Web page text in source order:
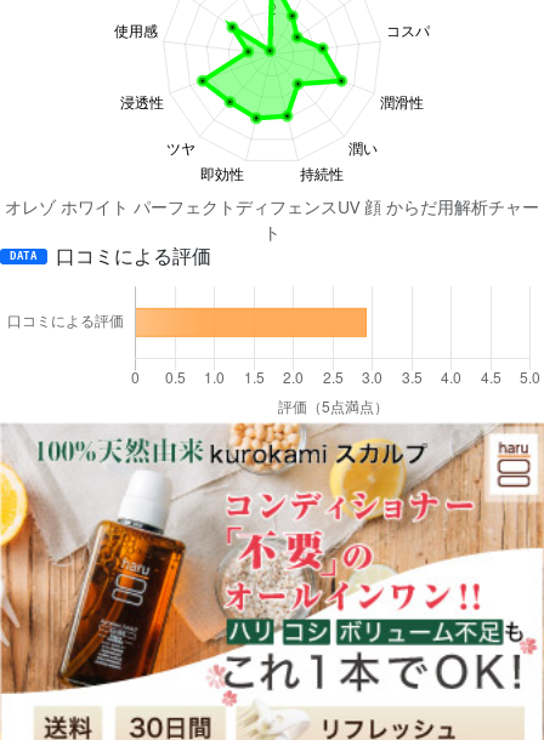
オレゾ ホワイト パーフェクトディフェンスUV 顔 からだ用解析チャー
ト
DATA 口コミによる評価